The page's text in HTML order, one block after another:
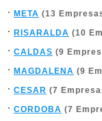
META (13
RISARALDA (10
CALDAS (9
MAGDALENA (9
CESAR (7
CORDOBA (7